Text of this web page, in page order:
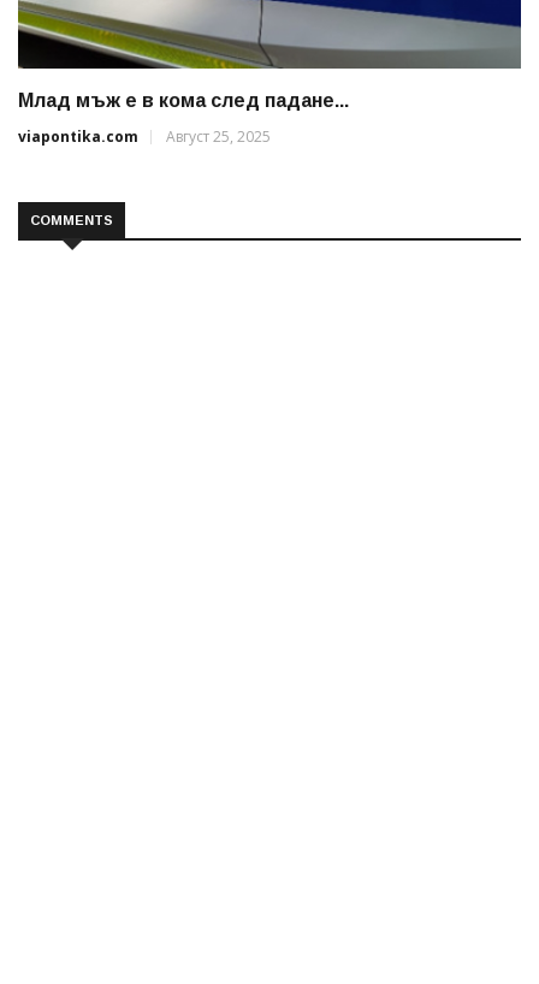
Млад мъж е в кома след падане...
viapontika.com
Август 25, 2025
COMMENTS